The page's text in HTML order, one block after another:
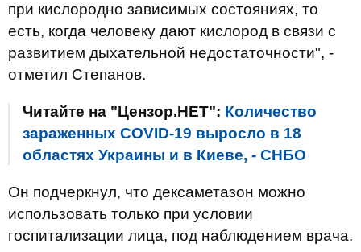
при кислородно зависимых состояниях, то
есть, когда человеку дают кислород в связи с
развитием дыхательной недостаточности", -
отметил Степанов.
Читайте на "Цензор.НЕТ": Количество
зараженных COVID-19 выросло в 18
областях Украины и в Киеве, - СНБО
Он подчеркнул, что дексаметазон можно
использовать только при условии
госпитализации лица, под наблюдением врача.